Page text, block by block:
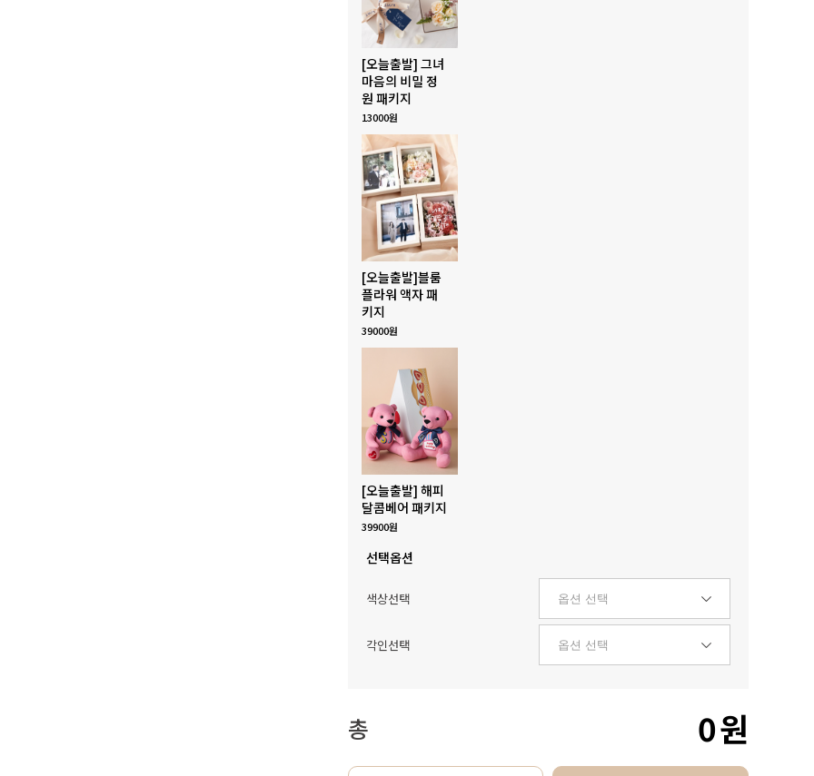
[오늘출발] 그녀
마음의 비밀 정
원 패키지
13000원
[오늘출발]블룸
플라워 액자 패
키지
39000원
[오늘출발] 해피
달콤베어 패키지
39900원
선택옵션
색상선택
각인선택
총 0원